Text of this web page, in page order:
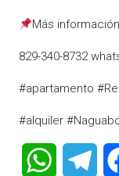
Más información
829-340-8732
#apartamento
#alquiler
WhatsApp